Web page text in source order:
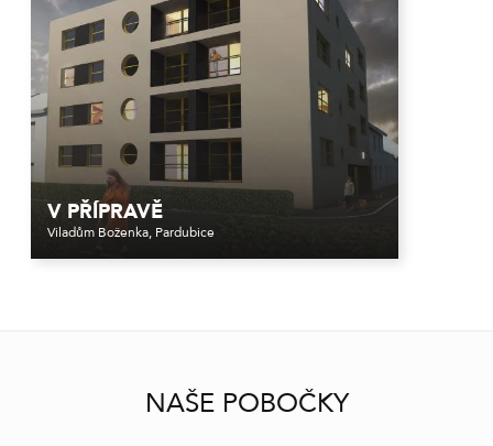
V PŘÍPRAVĚ
Viladům Boženka, Pardubice
NAŠE POBOČKY